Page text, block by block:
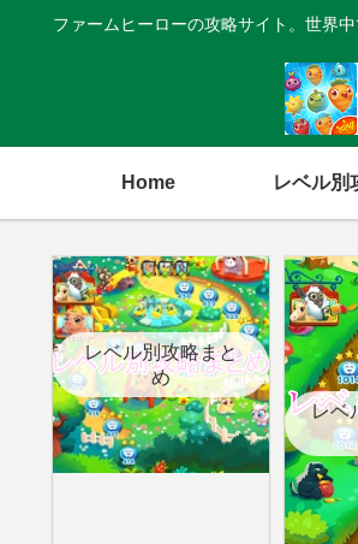
ファームヒーローの攻略サイト。世界
Home レベル別
レベル別攻略まと
め
レベ